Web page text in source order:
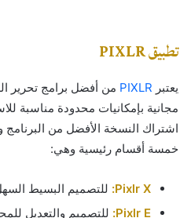
تطبيق PIXLR
يعتبر PIXLR من أفضل برامج تحرير
مجانية بإمكانيات محدودة مناسبة
اشتراك النسخة الأفضل من
خمسة أقسام رئيسية وهي:
Pixlr X: للتصميم البسيط
Pixlr E: للتصميم والتعديل